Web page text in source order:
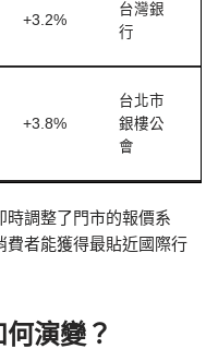
+3.2%
台灣銀
行
+3.8%
台北市
銀樓公
會
時調整了門市的報價系
費者能獲得最貼近國際行
演變？